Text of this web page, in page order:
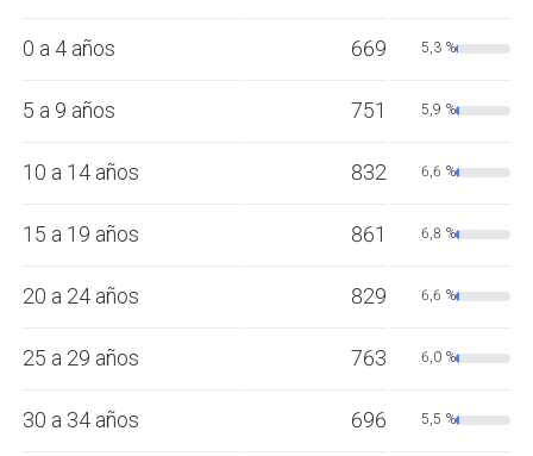
0 a 4 años 669 5,3 %
5 a 9 años 751 5,9 %
10 a 14 años 832 6,6 %
15 a 19 años 861 6,8 %
20 a 24 años 829 6,6 %
25 a 29 años 763 6,0 %
30 a 34 años 696 5,5 %